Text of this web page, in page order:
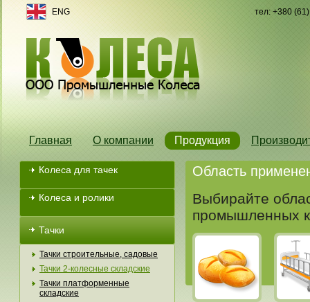
тел: +380
Главная О компании Продукция
ENG
Область
Выбирайте
промышленных
Колеса для тачек
Колеса и ролики
Тачки
Тачки строительные, садовые
Тачки 2-колесные складские
Тачки платформенные
складские